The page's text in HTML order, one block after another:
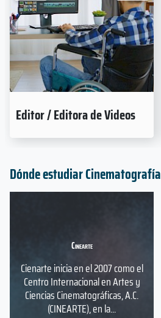
Editor / Editora de Videos
Dónde estudiar Cinematografía
Cinearte
Cienarte inicia en el 2007 como el
Centro Internacional en Artes y
Ciencias Cinematográficas, A.C.
(CINEARTE), en la...